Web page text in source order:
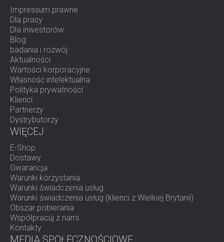
Impressum prawne
Dla prasy
Dla inwestorów
Blog
badania i rozwój
Aktualności
Wartości korporacyjne
Własność intelektualna
Polityka prywatności
Klienci
Partnerzy
Dystrybutorzy
WIĘCEJ
E-Shop
Dostawy
Gwarancja
Warunki korzystania
Warunki świadczenia usług
Warunki świadczenia usług (klienci z Wielkiej Brytanii)
Obszar pobierania
Współpracuj z nami
Kontakty
MEDIA SPOŁECZNOŚCIOWE